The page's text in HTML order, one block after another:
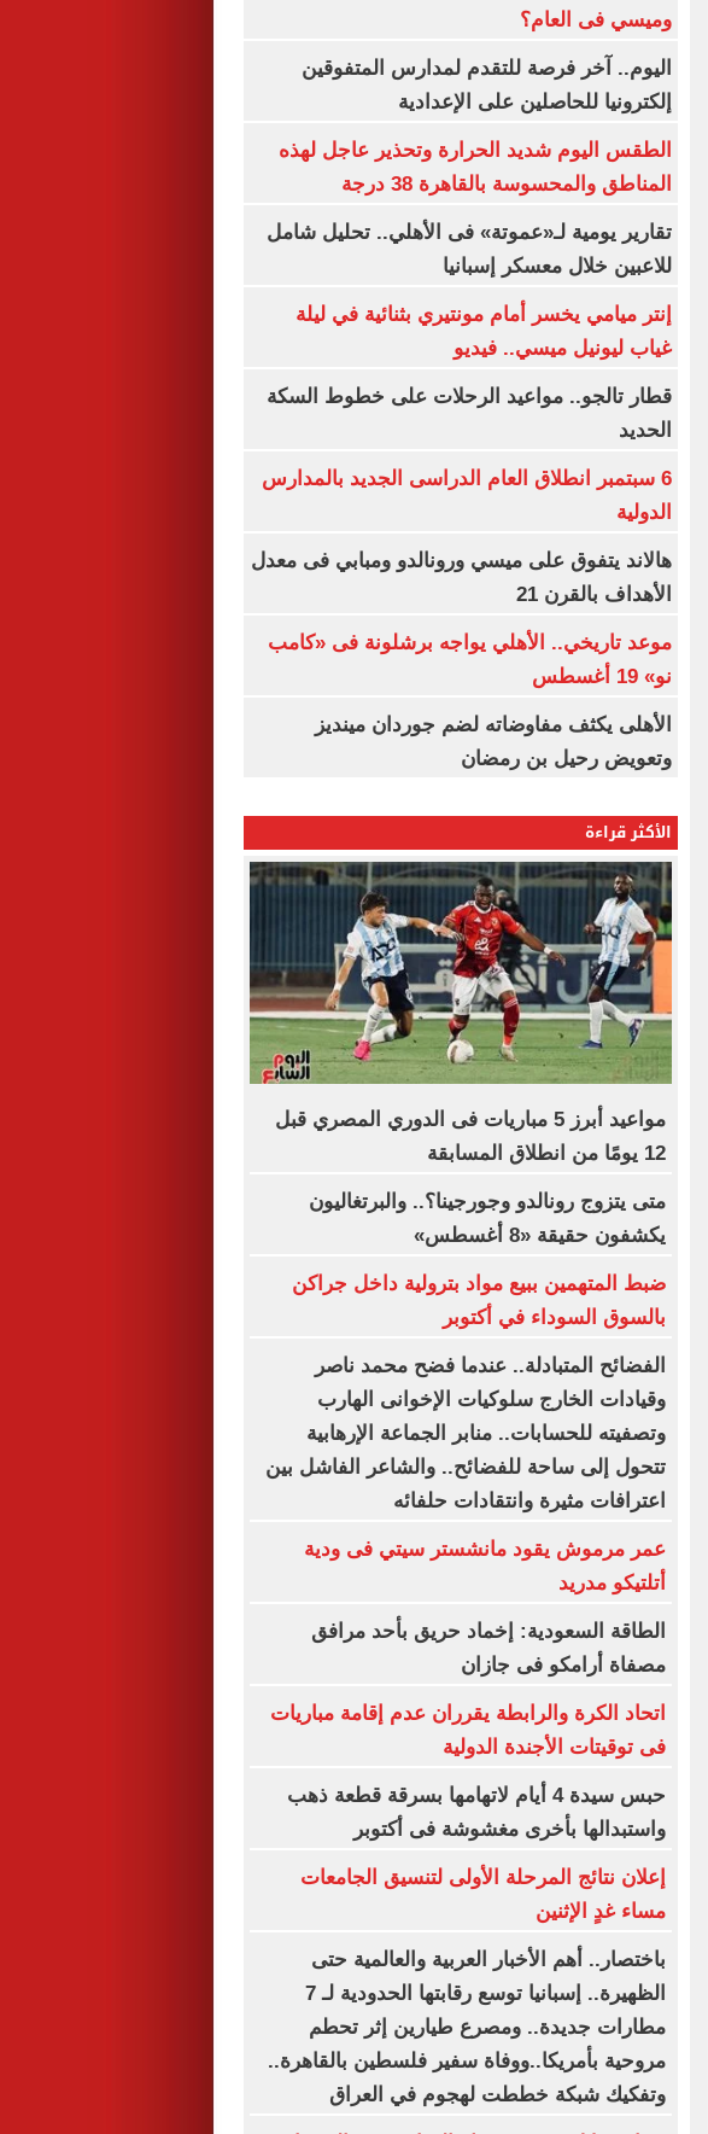
وميسي فى العام؟
اليوم.. آخر فرصة للتقدم لمدارس المتفوقين
إلكترونيا للحاصلين على الإعدادية
الطقس اليوم شديد الحرارة وتحذير عاجل لهذه
المناطق والمحسوسة بالقاهرة 38 درجة
تقارير يومية لـ«عموتة» فى الأهلي.. تحليل شامل
للاعبين خلال معسكر إسبانيا
إنتر ميامي يخسر أمام مونتيري بثنائية في ليلة
غياب ليونيل ميسي.. فيديو
قطار تالجو.. مواعيد الرحلات على خطوط السكة
الحديد
6 سبتمبر انطلاق العام الدراسى الجديد بالمدارس
الدولية
هالاند يتفوق على ميسي ورونالدو ومبابي فى معدل
الأهداف بالقرن 21
موعد تاريخي.. الأهلي يواجه برشلونة فى «كامب
نو» 19 أغسطس
الأهلى يكثف مفاوضاته لضم جوردان مينديز
وتعويض رحيل بن رمضان
الأكثر قراءة
مواعيد أبرز 5 مباريات فى الدوري المصري قبل
12 يومًا من انطلاق المسابقة
متى يتزوج رونالدو وجورجينا؟.. والبرتغاليون
يكشفون حقيقة «8 أغسطس»
ضبط المتهمين ببيع مواد بترولية داخل جراكن
بالسوق السوداء في أكتوبر
الفضائح المتبادلة.. عندما فضح محمد ناصر
وقيادات الخارج سلوكيات الإخوانى الهارب
وتصفيته للحسابات.. منابر الجماعة الإرهابية
تتحول إلى ساحة للفضائح.. والشاعر الفاشل بين
اعترافات مثيرة وانتقادات حلفائه
عمر مرموش يقود مانشستر سيتي فى ودية
أتلتيكو مدريد
الطاقة السعودية: إخماد حريق بأحد مرافق
مصفاة أرامكو فى جازان
اتحاد الكرة والرابطة يقرران عدم إقامة مباريات
فى توقيتات الأجندة الدولية
حبس سيدة 4 أيام لاتهامها بسرقة قطعة ذهب
واستبدالها بأخرى مغشوشة فى أكتوبر
إعلان نتائج المرحلة الأولى لتنسيق الجامعات
مساء غدٍ الإثنين
باختصار.. أهم الأخبار العربية والعالمية حتى
الظهيرة.. إسبانيا توسع رقابتها الحدودية لـ 7
مطارات جديدة.. ومصرع طيارين إثر تحطم
مروحية بأمريكا..ووفاة سفير فلسطين بالقاهرة..
وتفكيك شبكة خططت لهجوم في العراق